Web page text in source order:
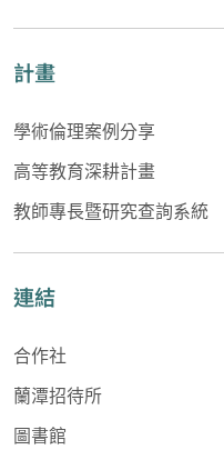
計畫
學術倫理案例分享
高等教育深耕計畫
教師專長暨研究查詢系統
連結
合作社
蘭潭招待所
圖書館